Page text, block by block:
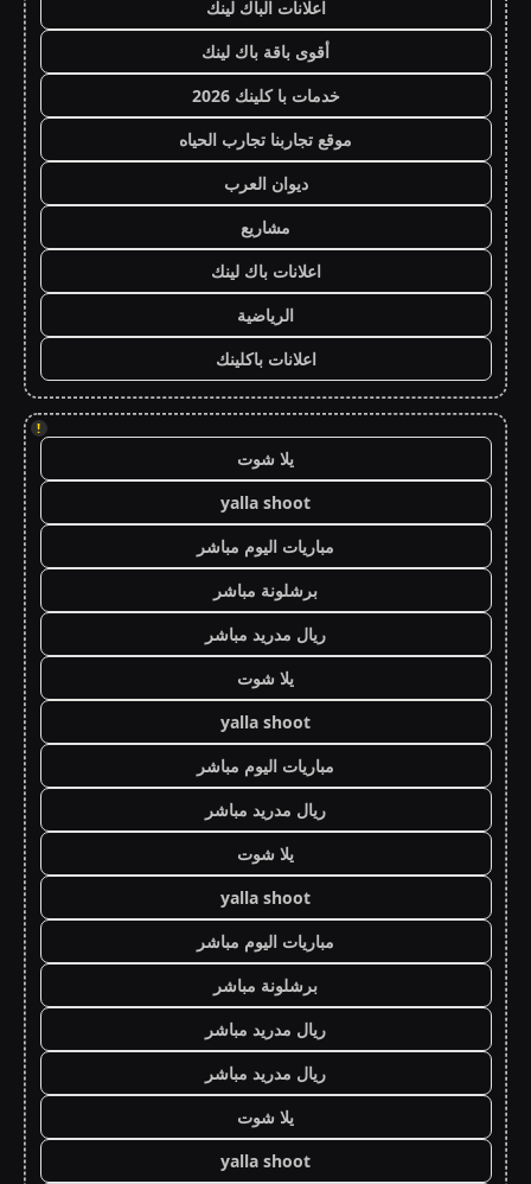
اعلانات الباك لينك
أقوى باقة باك لينك
خدمات با كلينك 2026
موقع تجاربنا تجارب الحياه
ديوان العرب
مشاريع
اعلانات باك لينك
الرياضية
اعلانات باكلينك
!
يلا شوت
yalla shoot
مباريات اليوم مباشر
برشلونة مباشر
ريال مدريد مباشر
يلا شوت
yalla shoot
مباريات اليوم مباشر
ريال مدريد مباشر
يلا شوت
yalla shoot
مباريات اليوم مباشر
برشلونة مباشر
ريال مدريد مباشر
ريال مدريد مباشر
يلا شوت
yalla shoot